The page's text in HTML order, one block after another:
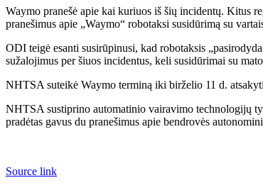
Waymo pranešė apie kai kuriuos iš šių incidentų. Kitus
pranešimus apie „Waymo“ robotaksi susidūrimą su
ODI teigė esanti susirūpinusi, kad robotaksis
sužalojimus per šiuos incidentus, keli susidūrimai su
NHTSA suteikė Waymo terminą iki birželio 11 d.
NHTSA sustiprino automatinio vairavimo technologijų
pradėtas gavus du pranešimus apie bendrovės
Source link